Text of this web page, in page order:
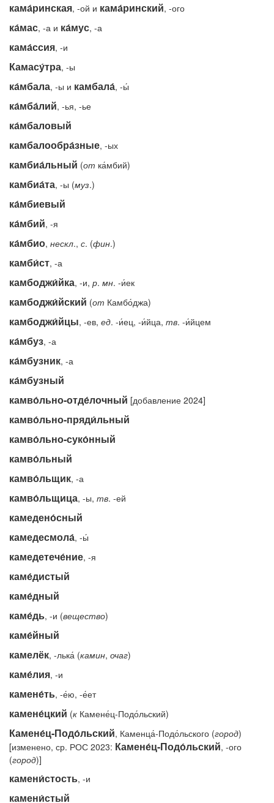
кама́ринская, -ой и кама́ринский, -ого
ка́мас, -а и ка́мус, -а
кама́ссия, -и
Камасу́тра, -ы
ка́мбала, -ы и камбала́, -ы́
ка́мба́лий, -ья, -ье
ка́мбаловый
камбалообра́зные, -ых
камбиа́льный (от ка́мбий)
камбиа́та, -ы (муз.)
ка́мбиевый
ка́мбий, -я
ка́мбио, нескл., с. (фин.)
камби́ст, -а
камбоджи́йка, -и, р. мн. -и́ек
камбоджи́йский (от Камбо́джа)
камбоджи́йцы, -ев, ед. -и́ец, -и́йца, тв. -и́йцем
ка́мбуз, -а
ка́мбузник, -а
ка́мбузный
камво́льно-отде́лочный [добавление 2024]
камво́льно-пряди́льный
камво́льно-суко́нный
камво́льный
камво́льщик, -а
камво́льщица, -ы, тв. -ей
камедено́сный
камедесмола́, -ы́
камедетече́ние, -я
каме́дистый
каме́дный
каме́дь, -и (вещество)
каме́йный
камелёк, -лька́ (камин, очаг)
каме́лия, -и
камене́ть, -е́ю, -е́ет
камене́цкий (к Камене́ц-Подо́льский)
Камене́ц-Подо́льский, Каменца́-Подо́льского (город)
[изменено, ср. РОС 2023: Камене́ц-Подо́льский, -ого
(город)]
камени́стость, -и
камени́стый